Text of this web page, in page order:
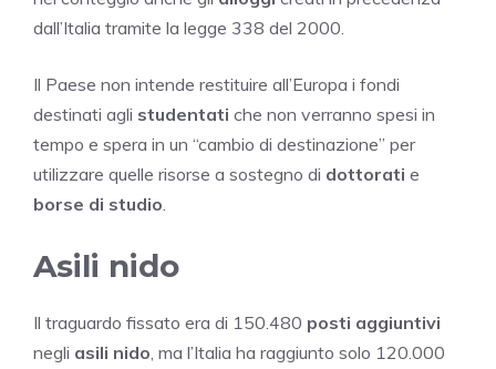
dall’Italia tramite la legge 338 del 2000.
Il Paese non intende restituire all’Europa i fondi
destinati agli studentati che non verranno spesi in
tempo e spera in un “cambio di destinazione” per
utilizzare quelle risorse a sostegno di dottorati e
borse di studio
Asili nido
Il traguardo fissato era di 150.480 posti aggiuntivi
negli asili nido , ma l’Italia ha raggiunto solo 120.000